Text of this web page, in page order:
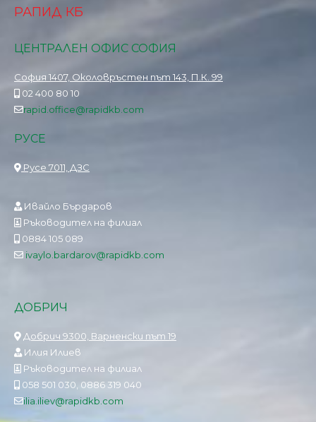
РАПИД КБ
ЦЕНТРАЛЕН ОФИС СОФИЯ
София 1407, Околовръстен път 143, П.К. 99
02 400 80 10
rapid.office@rapidkb.com
РУСЕ
Русе 7011, ДЗС
Ивайло Бърдаров
Ръководител на филиал
0884 105 089
ivaylo.bardarov@rapidkb.com
ДОБРИЧ
Добрич 9300, Варненски път 19
Илия Илиев
Ръководител на филиал
058 501 030, 0886 319 040
ilia.iliev@rapidkb.com